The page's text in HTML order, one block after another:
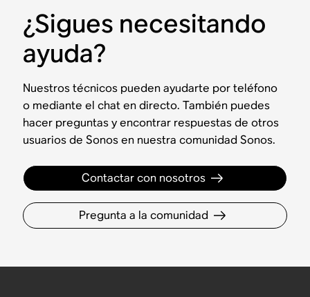
¿Sigues necesitando
ayuda?
Nuestros técnicos pueden ayudarte por teléfono
o mediante el chat en directo. También puedes
hacer preguntas y encontrar respuestas de otros
usuarios de Sonos en nuestra comunidad Sonos.
Contactar con nosotros
Pregunta a la comunidad